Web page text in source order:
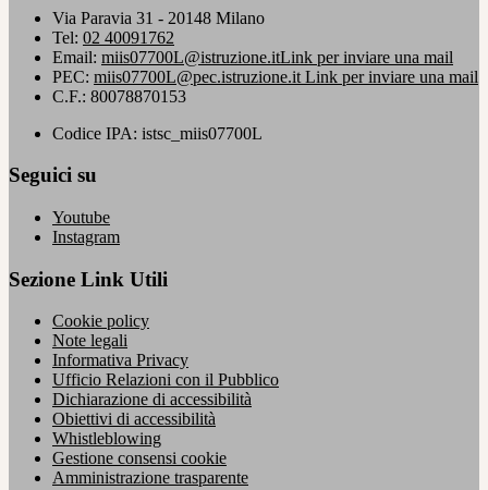
Via Paravia 31 - 20148 Milano
Tel: 02 40091762
Email: miis07700L@istruzione.itLink per inviare una mail
PEC: miis07700L@pec.istruzione.it Link per inviare una mail
C.F.: 80078870153
Codice IPA: istsc_miis07700L
Seguici su
Youtube
Instagram
Sezione Link Utili
Cookie policy
Note legali
Informativa Privacy
Ufficio Relazioni con il Pubblico
Dichiarazione di accessibilità
Obiettivi di accessibilità
Whistleblowing
Gestione consensi cookie
Amministrazione trasparente